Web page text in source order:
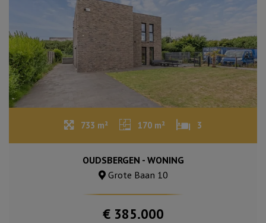
733 m² 170 m² 3
OUDSBERGEN - WONING
Grote Baan 10
€ 385.000